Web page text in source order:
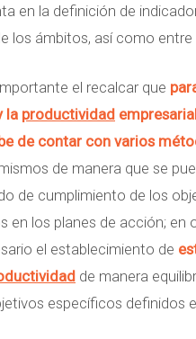
en la definición de
los ámbitos, así como entre
el recalcar que
la productividad
de contar con varios
de manera que se
de cumplimiento de los
en los planes de acción; en
el establecimiento de
de manera
específicos definidos